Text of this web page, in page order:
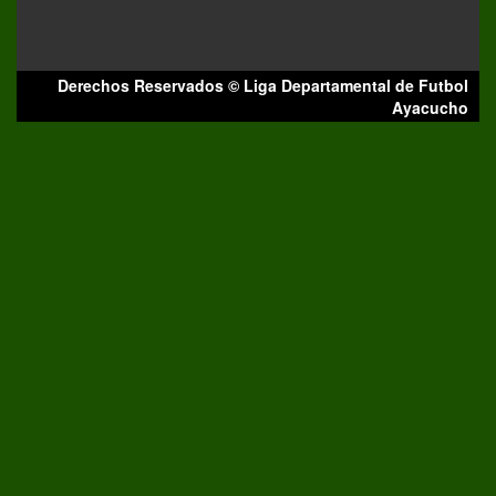
Derechos Reservados © Liga Departamental de Futbol
Ayacucho